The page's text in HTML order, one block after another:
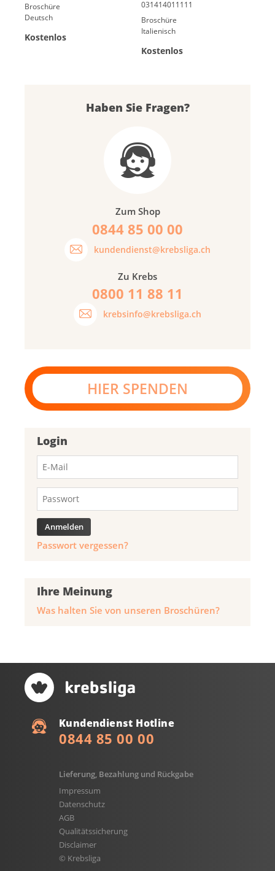
Broschüre
Deutsch
Kostenlos
Broschüre
Italienisch
Kostenlos
Haben Sie Fragen?
Zum Shop
0844 85 00 00
kundendienst@krebsliga.ch
Zu Krebs
0800 11 88 11
krebsinfo@krebsliga.ch
HIER SPENDEN
Login
Passwort vergessen?
Ihre Meinung
Was halten Sie von unseren Broschüren?
Kundendienst Hotline
0844 85 00 00
Lieferung, Bezahlung und Rückgabe
Impressum
Datenschutz
AGB
Qualitätssicherung
Disclaimer
© Krebsliga